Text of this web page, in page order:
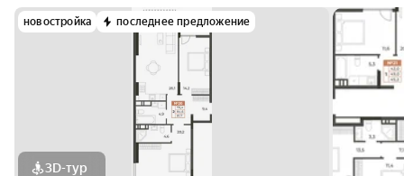
новостройка последнее предложение
3D-тур